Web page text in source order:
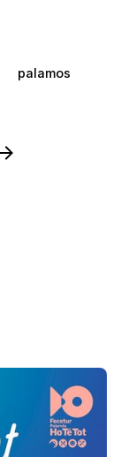
palamos